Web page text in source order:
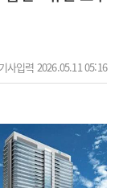
기사입력 2026.05.11 05:16